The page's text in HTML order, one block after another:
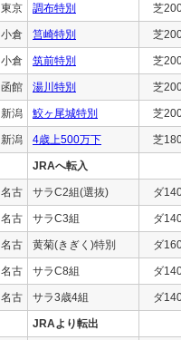
東京 調布特別 芝
小倉 筥崎特別 芝
小倉 筑前特別 芝
函館 湯川特別 芝
新潟 鮫ヶ尾城特別 芝
新潟 4歳上500万下 芝
JRAへ転入
名古 サラC2組(選抜) ダ
名古 サラC3組 ダ
名古 黄菊(きぎく)特別 ダ
名古 サラC8組 ダ
名古 サラ3歳4組 ダ
JRAより転出